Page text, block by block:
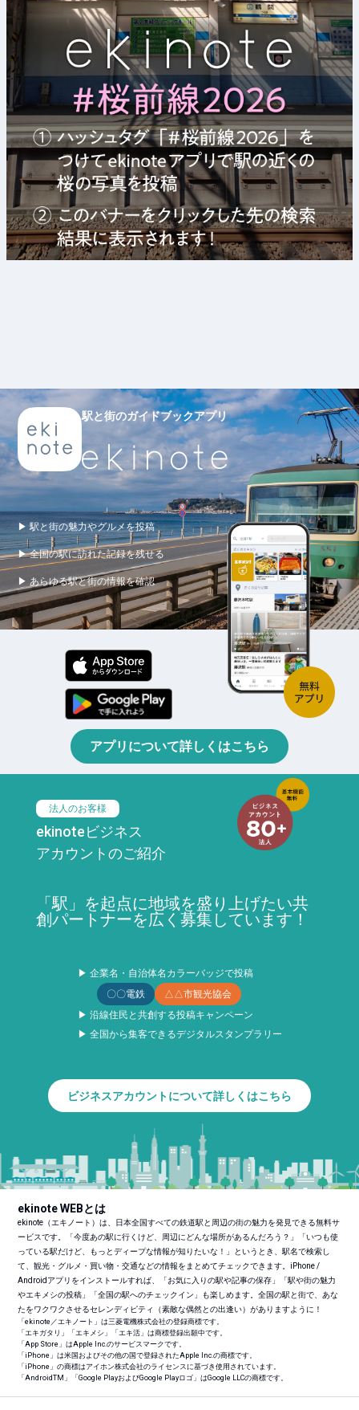
駅と街のガイドブックアプリ
▶ 駅と街の魅力やグルメを投稿
▶ 全国の駅に訪れた記録を残せる
▶ あらゆる駅と街の情報を確認
アプリについて詳しくはこちら
法人のお客様
ekinoteビジネス
アカウントのご紹介
「駅」を起点に地域を盛り上げたい共
創パートナーを広く募集しています！
▶ 企業名・自治体名カラーバッジで投稿
〇〇電鉄
△△市観光協会
▶ 沿線住民と共創する投稿キャンペーン
▶ 全国から集客できるデジタルスタンプラリー
ビジネスアカウントについて詳しくはこちら
ekinote WEBとは
ekinote（エキノート）は、日本全国すべての鉄道駅と周辺の街の魅力を発見できる無料サ
ービスです。「今度あの駅に行くけど、周辺にどんな場所があるんだろう？」「いつも使
っている駅だけど、もっとディープな情報が知りたいな！」というとき、駅名で検索し
て、観光・グルメ・買い物・交通などの情報をまとめてチェックできます。iPhone /
Androidアプリをインストールすれば、「お気に入りの駅や記事の保存」「駅や街の魅力
やエキメシの投稿」「全国の駅へのチェックイン」も楽しめます。全国の駅と街で、あな
たをワクワクさせるセレンディピティ（素敵な偶然との出逢い）がありますように！
「ekinote／エキノート」は三菱電機株式会社の登録商標です。
「エキガタリ」「エキメシ」「エキ活」は商標登録出願中です。
「App Store」はApple Inc.のサービスマークです。
「iPhone」は米国およびその他の国で登録されたApple Inc.の商標です。
「iPhone」の商標はアイホン株式会社のライセンスに基づき使用されています。
「AndroidTM 」「Google PlayおよびGoogle Playロゴ」はGoogle LLCの商標です。